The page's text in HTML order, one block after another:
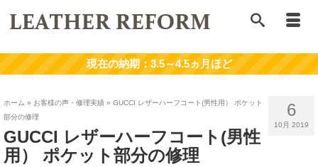
6
10月 2019
ホーム » お客様の声・修理実績 » GUCCI レザーハーフコート(男性用） ポケット
部分の修理
GUCCI レザーハーフコート(男性
用） ポケット部分の修理